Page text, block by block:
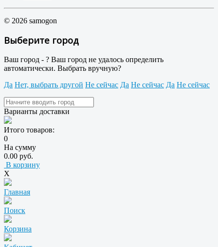
© 2026 samogon
Выберите город
Ваш город - ? Ваш город не удалось определить
автоматически. Выбрать вручную?
Да Нет, выбрать другой Не сейчас Да Не сейчас Да Не сейчас
Варианты доставки
Итого товаров:
0
На сумму
0.00 руб.
В корзину
X
Главная
Поиск
Корзина